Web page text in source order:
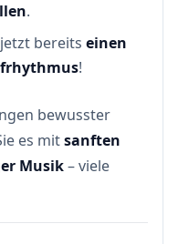
.
bereits einen
!
bewusster
es mitsanften
Musik– viele